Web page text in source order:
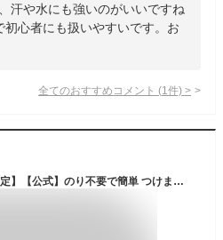
汗や水にも強いのがいいですね
初心者にも扱いやすいです。お
全てのおすすめコメント (1 件) >
【スーパーSALE特価今だけ限定】【公式】のり不要で簡単 つけまつげ ノーグルーつけま 接着剤不要 送料無料 アイクリオネ【NG】